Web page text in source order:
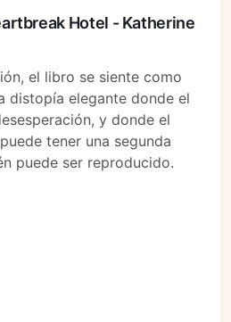
Hotel - Katherine
el libro se siente como
distopía elegante donde el
y donde el
tener una segunda
puede ser reproducido.